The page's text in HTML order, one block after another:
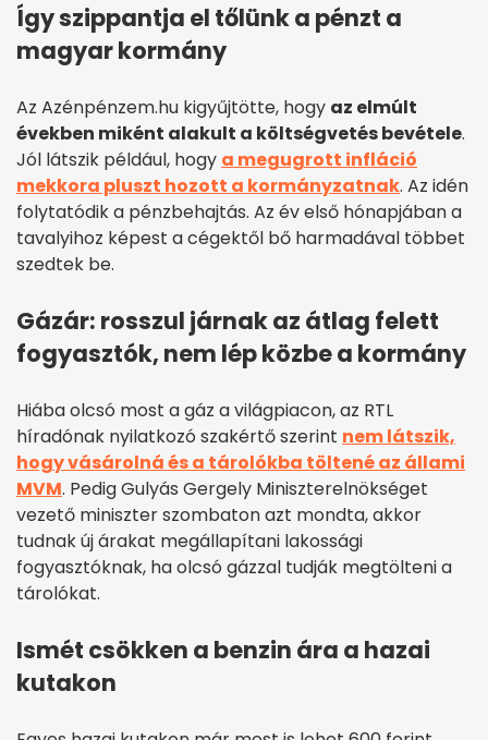
Így szippantja el tőlünk a pénzt a
magyar kormány
Az Azénpénzem.hu kigyűjtötte, hogy az elmúlt
években miként alakult a költségvetés bevétele.
Jól látszik például, hogy a megugrott infláció
mekkora pluszt hozott a kormányzatnak. Az idén
folytatódik a pénzbehajtás. Az év első hónapjában a
tavalyihoz képest a cégektől bő harmadával többet
szedtek be.
Gázár: rosszul járnak az átlag felett
fogyasztók, nem lép közbe a kormány
Hiába olcsó most a gáz a világpiacon, az RTL
híradónak nyilatkozó szakértő szerint nem látszik,
hogy vásárolná és a tárolókba töltené az állami
MVM. Pedig Gulyás Gergely Miniszterelnökséget
vezető miniszter szombaton azt mondta, akkor
tudnak új árakat megállapítani lakossági
fogyasztóknak, ha olcsó gázzal tudják megtölteni a
tárolókat.
Ismét csökken a benzin ára a hazai
kutakon